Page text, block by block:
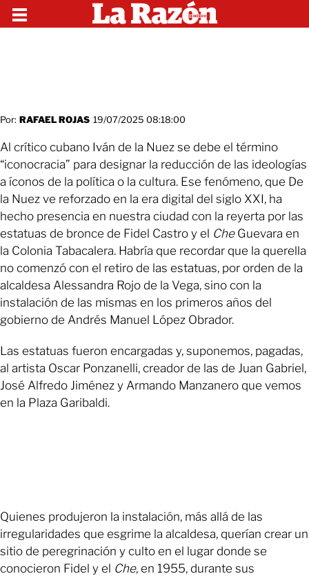
Por: RAFAEL ROJAS 19/07/2025 08:18:00
Al crítico cubano Iván de la Nuez se debe el término
“iconocracia” para designar la reducción de las ideologías
a íconos de la política o la cultura. Ese fenómeno, que De
la Nuez ve reforzado en la era digital del siglo XXI, ha
hecho presencia en nuestra ciudad con la reyerta por las
estatuas de bronce de Fidel Castro y el CheGuevara en
la Colonia Tabacalera. Habría que recordar que la querella
no comenzó con el retiro de las estatuas, por orden de la
alcaldesa Alessandra Rojo de la Vega, sino con la
instalación de las mismas en los primeros años del
gobierno de Andrés Manuel López Obrador.
Las estatuas fueron encargadas y, suponemos, pagadas,
al artista Oscar Ponzanelli, creador de las de Juan Gabriel,
José Alfredo Jiménez y Armando Manzanero que vemos
en la Plaza Garibaldi.
Quienes produjeron la instalación, más allá de las
irregularidades que esgrime la alcaldesa, querían crear un
sitio de peregrinación y culto en el lugar donde se
conocieron Fidel y el Che, en 1955, durante sus